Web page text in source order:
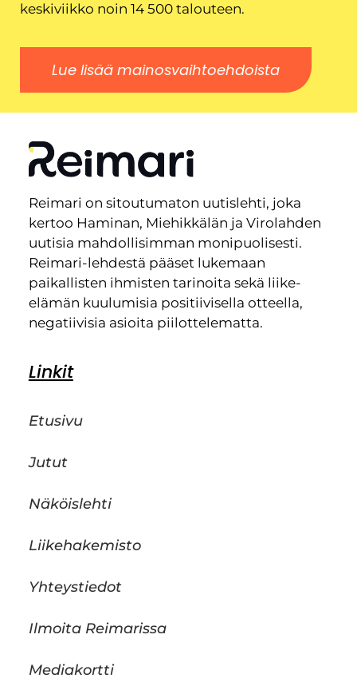
keskiviikko noin 14 500 talouteen.
Lue lisää mainosvaihtoehdoista
Reimari on sitoutumaton uutislehti, joka
kertoo Haminan, Miehikkälän ja Virolahden
uutisia mahdollisimman monipuolisesti.
Reimari-lehdestä pääset lukemaan
paikallisten ihmisten tarinoita sekä liike-
elämän kuulumisia positiivisella otteella,
negatiivisia asioita piilottelematta.
Linkit
Etusivu
Jutut
Näköislehti
Liikehakemisto
Yhteystiedot
Ilmoita Reimarissa
Mediakortti